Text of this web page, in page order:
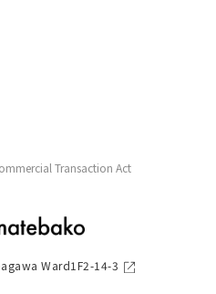
Ward1F2-14-3
Transaction Act